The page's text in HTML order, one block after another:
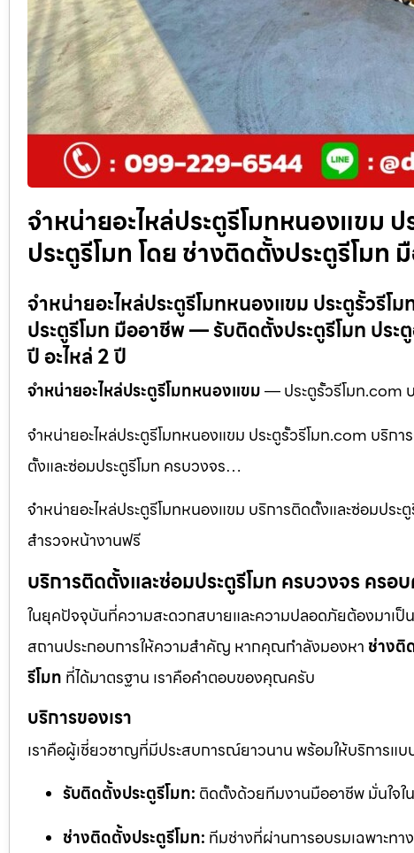
จำหน่ายอะไหล่ประตูรีโมทหนองแขม
ประตูรีโมท โดย ช่างติดตั้งประตูรีโมท
จำหน่ายอะไหล่ประตูรีโมทหนองแขม ประตูรั้วรี
ประตูรีโมท มืออาชีพ — รับติดตั้งประตูรีโมท ปร
ปี อะไหล่ 2 ปี
จำหน่ายอะไหล่ประตูรีโมทหนองแขม— ประตูรั้วรีโมท.com
จำหน่ายอะไหล่ประตูรีโมทหนองแขม ประตูรั้วรีโมท.com บริก
ตั้งและซ่อมประตูรีโมท ครบวงจร…
จำหน่ายอะไหล่ประตูรีโมทหนองแขม บริการติดตั้งและซ่อมปร
สำรวจหน้างานฟรี
บริการติดตั้งและซ่อมประตูรีโมท ครบวงจร ครอ
ในยุคปัจจุบันที่ความสะดวกสบายและความปลอดภัยต้องมาเป็
สถานประกอบการให้ความสำคัญ หากคุณกำลังมองหา ช่างติ
รีโมท ที่ได้มาตรฐาน เราคือคำตอบของคุณครับ
บริการของเรา
เราคือผู้เชี่ยวชาญที่มีประสบการณ์ยาวนาน พร้อมให้บริการแ
รับติดตั้งประตูรีโมท: ติดตั้งด้วยทีมงานมืออาชีพ มั่นใจใ
ช่างติดตั้งประตูรีโมท: ทีมช่างที่ผ่านการอบรมเฉพาะท